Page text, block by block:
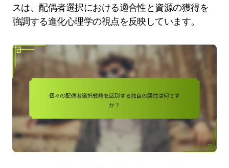
スは、配偶者選択における適合性と資源の獲得を
強調する進化心理学の視点を反映しています。